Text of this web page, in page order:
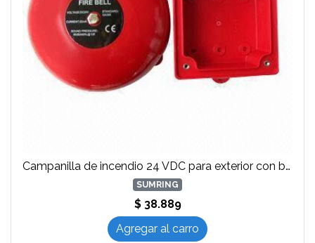
Campanilla de incendio 24 VDC para exterior con base
SUMRING
$ 38.889
Agregar al carro